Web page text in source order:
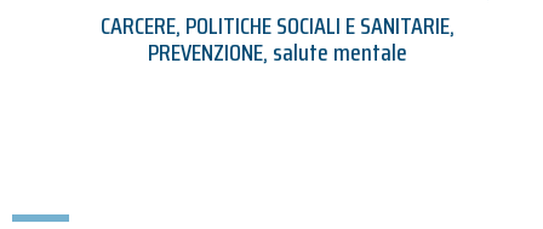
CARCERE,POLITICHE SOCIALI E SANITARIE,
PREVENZIONE,salute mentale